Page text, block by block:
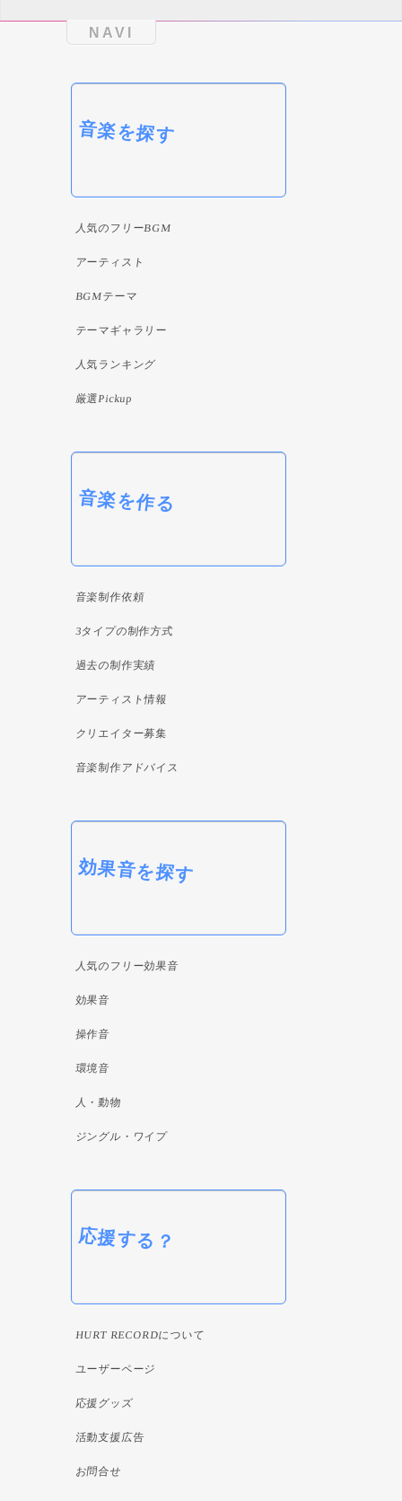
NAVI
音楽を探す
人気のフリーBGM
アーティスト
BGMテーマ
テーマギャラリー
人気ランキング
厳選Pickup
音楽を作る
音楽制作依頼
3タイプの制作方式
過去の制作実績
アーティスト情報
クリエイター募集
音楽制作アドバイス
効果音を探す
人気のフリー効果音
効果音
操作音
環境音
人・動物
ジングル・ワイプ
応援する？
HURT RECORDについて
ユーザーページ
応援グッズ
活動支援広告
お問合せ